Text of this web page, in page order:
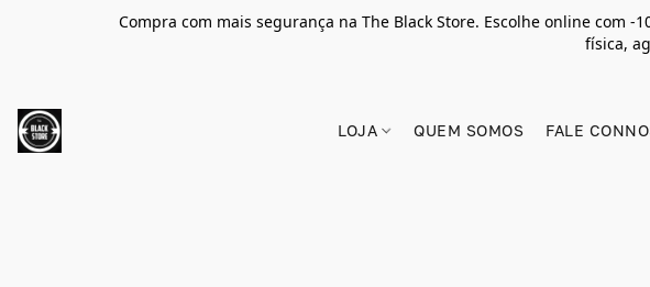
Compra com mais segurança na The Black Store. Escolhe online com
física,
LOJA QUEM SOMOS FALE